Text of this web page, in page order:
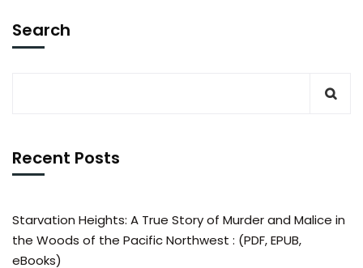
Search
Recent Posts
Starvation Heights: A True Story of Murder and Malice in
the Woods of the Pacific Northwest : (PDF, EPUB,
eBooks)